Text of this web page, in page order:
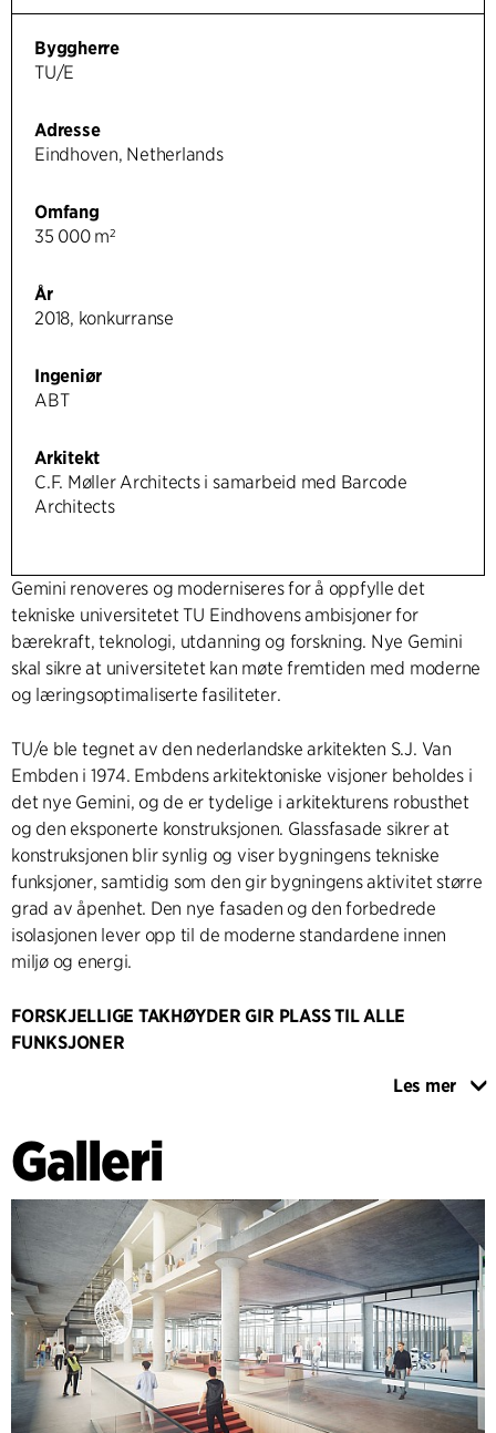
Byggherre
TU/E
Adresse
Eindhoven, Netherlands
Omfang
35 000 m²
År
2018, konkurranse
Ingeniør
ABT
Arkitekt
C.F. Møller Architects i samarbeid med Barcode
Architects
Gemini renoveres og moderniseres for å oppfylle det
tekniske universitetet TU Eindhovens ambisjoner for
bærekraft, teknologi, utdanning og forskning. Nye Gemini
skal sikre at universitetet kan møte fremtiden med moderne
og læringsoptimaliserte fasiliteter.
TU/e ble tegnet av den nederlandske arkitekten S.J. Van
Embden i 1974. Embdens arkitektoniske visjoner beholdes i
det nye Gemini, og de er tydelige i arkitekturens robusthet
og den eksponerte konstruksjonen. Glassfasade sikrer at
konstruksjonen blir synlig og viser bygningens tekniske
funksjoner, samtidig som den gir bygningens aktivitet større
grad av åpenhet. Den nye fasaden og den forbedrede
isolasjonen lever opp til de moderne standardene innen
miljø og energi.
FORSKJELLIGE TAKHØYDER GIR PLASS TIL ALLE
FUNKSJONER
Bygningen er delt opp i to avdelinger – en avdeling med
installasjonene lagt inn i en sidevegg i rommet istedenfor i
taket, som er mer vanlig. Det gir komfortabel takhøyde
samtidig som det gir plass til moderne elektriske
installasjoner. Den tekniske avdelingen er plassert på
motsatt side av bygningen, og den har en høyde på 1,5
etasjer, slik at det blir bedre plass til de tekniske
installasjonene, maskinene og de andre tingene man
trenger i et laboratorium.
Sentralt i bygningen er det plassert en trapp som gir unikt
utsyn til de forskjellige etasjene på de to sidene. De to
Les mer
Galleri